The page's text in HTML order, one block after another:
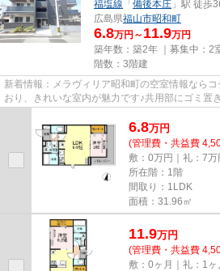
福塩線 「 備後本庄 」駅 徒歩
広島県福山市昭和町
6.8万円～ 11.9万円
築年数：築2年 ｜募集中： 2
階数：3階建
新着情報：メラヴィリア昭和町の空室情報なら
おり、きれいな室内が魅力です♪共用部にゴミ置
6.8万円
(管理費・共益費
敷：0万円｜礼：7万
所在階：1階
間取り：1LDK
面積：31.96㎡
11.9万円
(管理費・共益費
敷：0ヶ月｜礼：1ヶ